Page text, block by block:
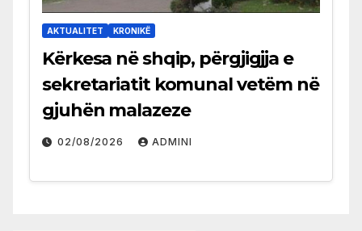
AKTUALITET KRONIKË
Kërkesa në shqip, përgjigjja e
sekretariatit komunal vetëm në
gjuhën malazeze
02/08/2026 ADMINI